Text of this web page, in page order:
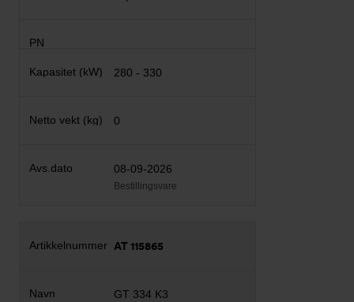
280 - 330
0
08-09-2026
Bestillingsvare
AT 115865
GT 334 K3